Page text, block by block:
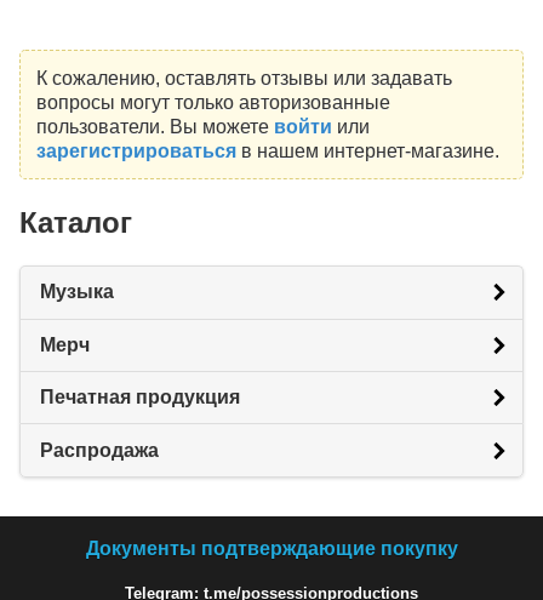
К сожалению, оставлять отзывы или задавать
вопросы могут только авторизованные
пользователи. Вы можете войти или
зарегистрироватьсяв нашем интернет-магазине.
Каталог
Музыка
Мерч
Печатная продукция
Распродажа
Документы подтверждающие покупку
Telegram: t.me/possessionproductions